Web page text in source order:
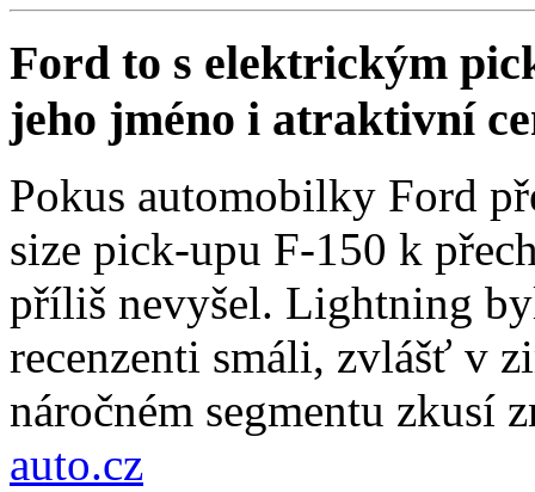
Ford to s elektrickým
jeho jméno i atraktivní
Pokus automobilky Ford
size pick-upu F-150 k
příliš nevyšel. Lightning
recenzenti smáli, zvlášť v
náročném segmentu zkusí
auto.cz